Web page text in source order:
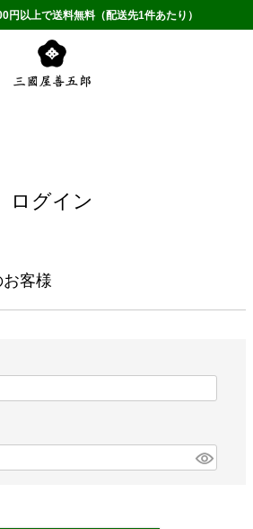
円以上で送料無料（配送先1件あたり）
ログイン
客様